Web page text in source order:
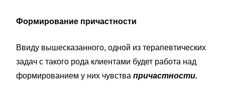
Формирование причастности
Ввиду вышесказанного, одной из терапевтических
задач с такого рода клиентами будет работа над
формированием у них чувства причастности.